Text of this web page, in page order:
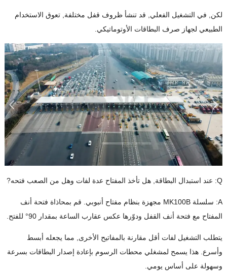
لكن, في التشغيل الفعلي, قد تنشأ ظروف قفل مختلفة, تعوق الاستخدام
الطبيعي لجهاز صرف البطاقات الأوتوماتيكي.
Q: عند استبدال البطاقة, هل تأخذ المفتاح عدة لفات وهل من الصعب فتحه?
A: سلسلة MK100B مجهزة بنظام مفتاح أنبوبي. قم بمحاذاة فتحة أنف
المفتاح مع فتحة أنف القفل ودوّرها عكس عقارب الساعة بمقدار 90° للفتح.
يتطلب التشغيل لفات أقل مقارنة بالمفاتيح الأخرى, مما يجعله أبسط
وأسرع. هذا يسمح لمشغلي محطات الرسوم بإعادة إصدار البطاقات بسرعة
وسهولة على أساس يومي.